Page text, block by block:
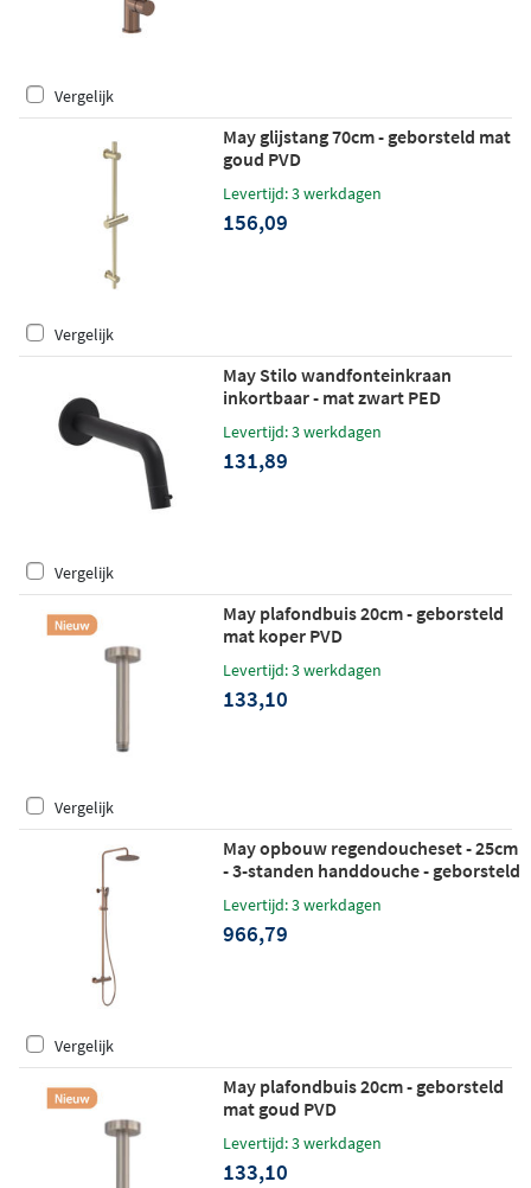
Vergelijk
May glijstang 70cm - geborsteld mat
goud PVD
Levertijd: 3 werkdagen
156,09
Vergelijk
May Stilo wandfonteinkraan
inkortbaar - mat zwart PED
Levertijd: 3 werkdagen
131,89
Vergelijk
May plafondbuis 20cm - geborsteld
mat koper PVD
Levertijd: 3 werkdagen
133,10
Vergelijk
May opbouw regendoucheset - 25cm
- 3-standen handdouche - geborsteld
mat koper PVD
Levertijd: 3 werkdagen
966,79
Vergelijk
May plafondbuis 20cm - geborsteld
mat goud PVD
Levertijd: 3 werkdagen
133,10